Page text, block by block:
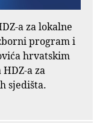
a za lokalne
program i
hrvatskim
a za
sjedišta.